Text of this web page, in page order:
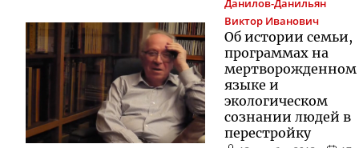
Данилов-Данильян
Виктор Иванович
Об истории семьи,
программах на
мертворожденном
языке и
экологическом
сознании людей в
перестройку